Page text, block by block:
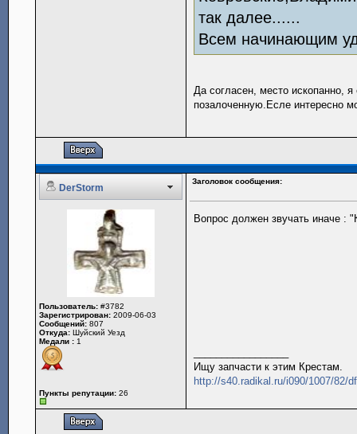
так далее......
Всем начинающим
Да согласен, место ископанно,
позалоченную.Есле интересно
DerStorm
Заголовок сообщения:
Пользователь: #3782
Зарегистрирован: 2009-06-03
Сообщений: 807
Откуда: Шуйский Уезд
Медали : 1
Пункты репутации: 26
Вопрос должен звучать иначе :
Ищу запчасти к этим Крестам.
http://s40.radikal.ru/i090/1007/82/